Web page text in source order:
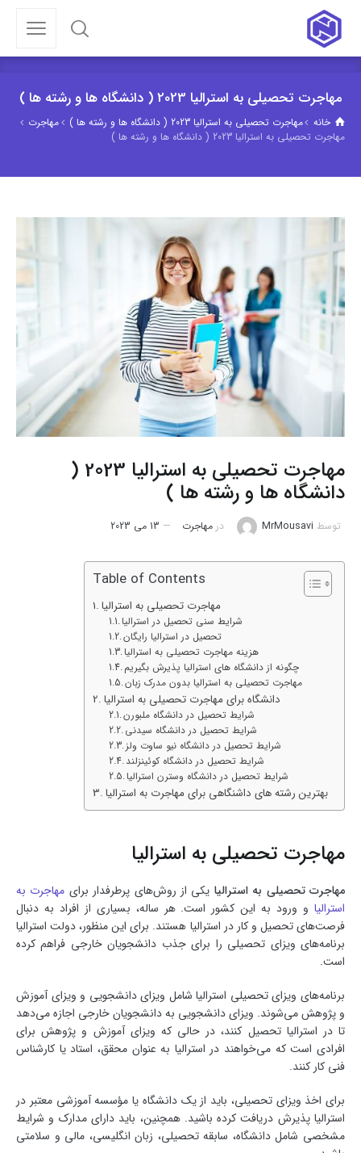
مهاجرت تحصیلی به استرالیا 2023 ( دانشگاه ها و رشته ها )
خانه مهاجرت تحصیلی به استرالیا 2023 ( دانشگاه ها و رشته ها )
مهاجرت
مهاجرت تحصیلی به استرالیا 2023 ( دانشگاه ها و رشته ها )
مهاجرت تحصیلی به استرالیا 2023 (
دانشگاه ها و رشته ها )
توسط MrMousavi در مهاجرت 13 می 2023
Table of Contents
مهاجرت تحصیلی به استرالیا
شرایط سنی تحصیل در استرالیا
تحصیل در استرالیا رایگان
هزینه مهاجرت تحصیلی به استرالیا
چگونه از دانشگاه های استرالیا پذیرش بگیریم
مهاجرت تحصیلی به استرالیا بدون مدرک زبان
دانشگاه برای مهاجرت تحصیلی به استرالیا
شرایط تحصیل در دانشگاه ملبورن
شرایط تحصیل در دانشگاه سیدنی
شرایط تحصیل در دانشگاه نیو ساوت ولز
شرایط تحصیل در دانشگاه کوئینزلند
شرایط تحصیل در دانشگاه وسترن استرالیا
بهترین رشته های داشنگاهی برای مهاجرت به استرالیا
مهاجرت تحصیلی به استرالیا
مهاجرت تحصیلی به استرالیا یکی از روش‌های پرطرفدار برای مهاجرت به
استرالیا و ورود به این کشور است. هر ساله، بسیاری از افراد به دنبال
فرصت‌های تحصیل و کار در استرالیا هستند. برای این منظور، دولت استرالیا
برنامه‌های ویزای تحصیلی را برای جذب دانشجویان خارجی فراهم کرده
است.
برنامه‌های ویزای تحصیلی استرالیا شامل ویزای دانشجویی و ویزای آموزش
و پژوهش می‌شوند. ویزای دانشجویی به دانشجویان خارجی اجازه می‌دهد
تا در استرالیا تحصیل کنند، در حالی که ویزای آموزش و پژوهش برای
افرادی است که می‌خواهند در استرالیا به عنوان محقق، استاد یا کارشناس
فنی کار کنند.
برای اخذ ویزای تحصیلی، باید از یک دانشگاه یا مؤسسه آموزشی معتبر در
استرالیا پذیرش دریافت کرده باشید. همچنین، باید دارای مدارک و شرایط
مشخصی شامل دانشگاه، سابقه تحصیلی، زبان انگلیسی، مالی و سلامتی